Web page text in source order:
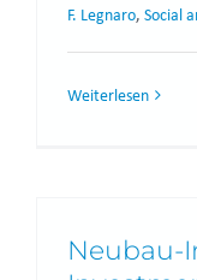
F. Legnaro, Social
Weiterlesen
Neubau-